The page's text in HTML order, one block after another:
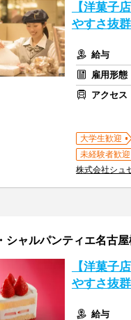
【洋菓子
やすさ抜
給与
雇用形態
アクセス
大学生歓迎
未経験者歓迎
株式会社シュ
シャルパンティエ名古
【洋菓子
やすさ抜
給与